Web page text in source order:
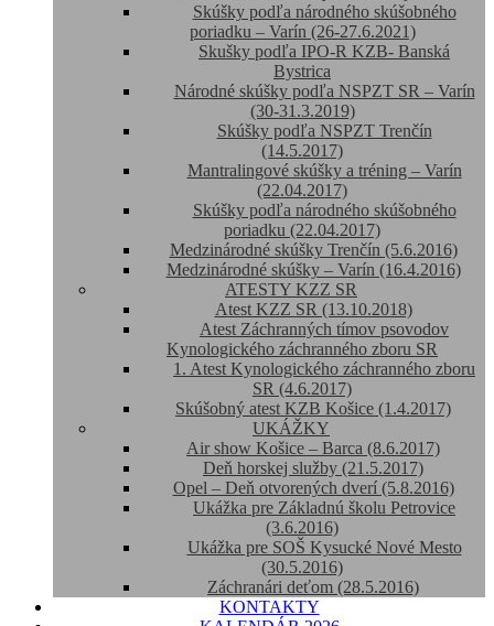
Skúšky podľa národného skúšobného
poriadku – Varín (26-27.6.2021)
Skušky podľa IPO-R KZB- Banská
Bystrica
Národné skúšky podľa NSPZT SR – Varín
(30-31.3.2019)
Skúšky podľa NSPZT Trenčín
(14.5.2017)
Mantralingové skúšky a tréning – Varín
(22.04.2017)
Skúšky podľa národného skúšobného
poriadku (22.04.2017)
Medzinárodné skúšky Trenčín (5.6.2016)
Medzinárodné skúšky – Varín (16.4.2016)
ATESTY KZZ SR
Atest KZZ SR (13.10.2018)
Atest Záchranných tímov psovodov
Kynologického záchranného zboru SR
1. Atest Kynologického záchranného zboru
SR (4.6.2017)
Skúšobný atest KZB Košice (1.4.2017)
UKÁŽKY
Air show Košice – Barca (8.6.2017)
Deň horskej služby (21.5.2017)
Opel – Deň otvorených dverí (5.8.2016)
Ukážka pre Základnú školu Petrovice
(3.6.2016)
Ukážka pre SOŠ Kysucké Nové Mesto
(30.5.2016)
Záchranári deťom (28.5.2016)
KONTAKTY